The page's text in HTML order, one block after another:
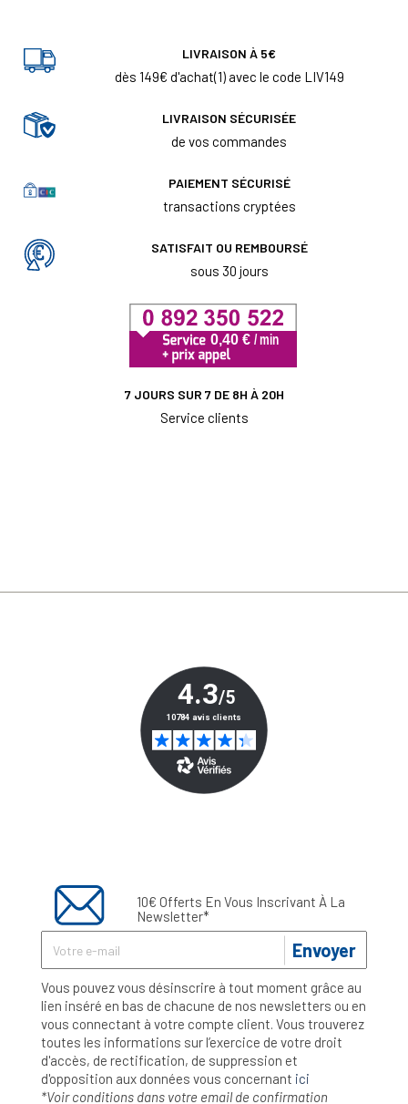
LIVRAISON À 5€
dès 149€ d'achat(1) avec le code LIV149
LIVRAISON SÉCURISÉE
de vos commandes
PAIEMENT SÉCURISÉ
transactions cryptées
SATISFAIT OU REMBOURSÉ
sous 30 jours
7 JOURS SUR 7 DE 8H À 20H
Service clients
10€ Offerts En Vous Inscrivant À La
Newsletter*
Envoyer
Vous pouvez vous désinscrire à tout moment grâce au
lien inséré en bas de chacune de nos newsletters ou en
vous connectant à votre compte client. Vous trouverez
toutes les informations sur l’exercice de votre droit
d'accès, de rectification, de suppression et
d'opposition aux données vous concernant ici
*Voir conditions dans votre email de confirmation